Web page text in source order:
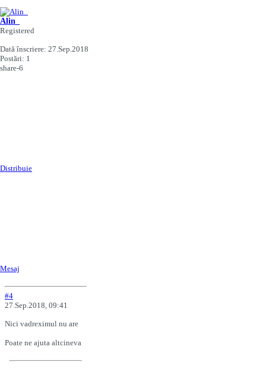
Alin_
Registered
Dată înscriere: 27.Sep.2018
Postări: 1
share-6
Distribuie
Mesaj
#4
27.Sep.2018, 09:41
Nici vadreximul nu are
Poate ne ajuta altcineva